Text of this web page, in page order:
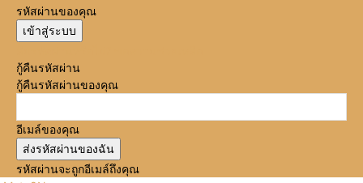
รหัสผ่านของคุณ
กู้คืนรหัสผ่าน
กู้คืนรหัสผ่านของคุณ
อีเมล์ของคุณ
รหัสผ่านจะถูกอีเมล์ถึงคุณ